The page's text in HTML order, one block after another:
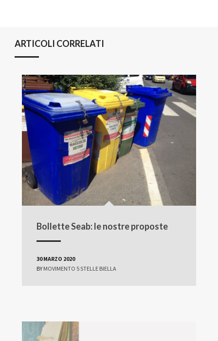
ARTICOLI CORRELATI
Bollette Seab: le nostre proposte
30 MARZO 2020
BY MOVIMENTO 5 STELLE BIELLA